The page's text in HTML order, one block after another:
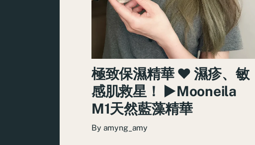
極致保濕精華 ♥ 濕疹、敏
感肌救星！ ►Mooneila
M1天然藍藻精華
By amyng_amy